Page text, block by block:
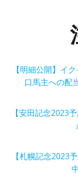
【明細公開】イ
口馬主への配
【安田記念2023
【札幌記念2023